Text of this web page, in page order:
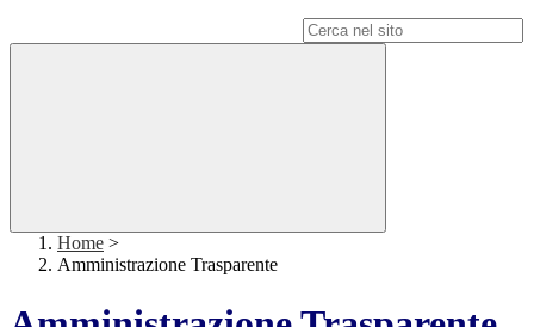
Home >
Amministrazione Trasparente